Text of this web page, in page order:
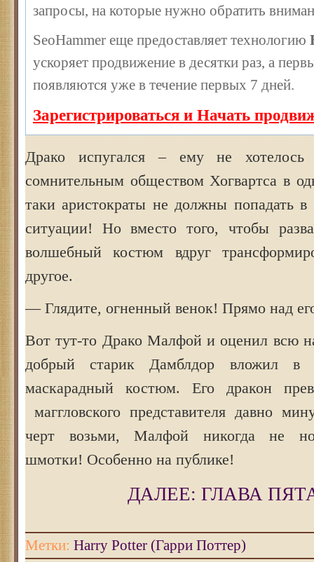
запросы, на которые нужно обратить
SeoHammer еще предоставляет технологию
ускоряет продвижение в десятки раз, а
появляются уже в течение первых 7 дней.
Зарегистрироваться и Начать
Драко испугался – ему не хотелось
сомнительным обществом Хогвартса в
таки аристократы не должны попадать в
ситуации! Но вместо того, чтобы
волшебный костюм вдруг
другое.
— Глядите, огненный венок! Прямо над
Вот тут-то Драко Малфой и оценил всю
добрый старик Дамблдор вложил в
маскарадный костюм. Его дракон
маггловского представителя давно
черт возьми, Малфой никогда не
шмотки! Особенно на публике!
ДАЛЕЕ: ГЛАВА
Метки: Harry Potter (Гарри Поттер)